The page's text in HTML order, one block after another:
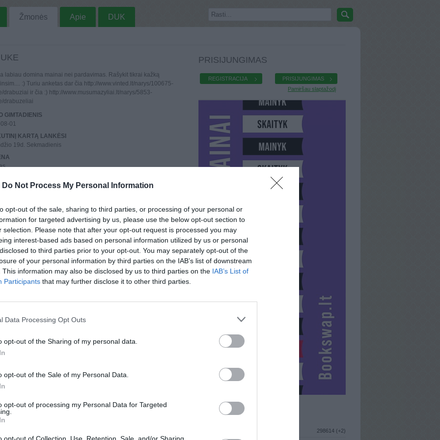
Do Not Process My Personal Information
opt-out of the sale, sharing to third parties, or processing of your personal or
for targeted advertising by us, please use the below opt-out section to
selection. Please note that after your opt-out request is processed you may
interest-based ads based on personal information utilized by us or personal
to third parties prior to your opt-out. You may separately opt-out of the
of your personal information by third parties on the IAB’s list of downstream
This information may also be disclosed by us to third parties on the IAB’s List of
Participants that may further disclose it to other third parties.
Data Processing Opt Outs
opt-out of the Sharing of my personal data.
opt-out of the Sale of my Personal Data.
opt-out of processing my Personal Data for Targeted
Žmonės Apie DUK
labiau domina mainai nei pardavimas. Rašykit tikrai kažką
:) Turiu anketas dar čia http://www.vinted.lt/narys/100675-
drabuziai ir čia :) http://www.musumazyliai.lt/narys/5853-
drabuzeliai
GIMTADIENIS
01
KARTĄ LANKĖSI
19d. Sekmadienis
1d.
: 24,Aktyvių : 2
IP
PRISIJUNGIMO IP
PRISIJUNGIMAS
REGISTRACIJA
PRISIJUNGIMAS
Pamiršau slaptažodį
STATISTIKA
298614 (+2)